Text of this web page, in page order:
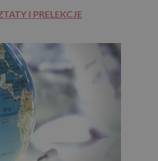
I PRELEKCJE